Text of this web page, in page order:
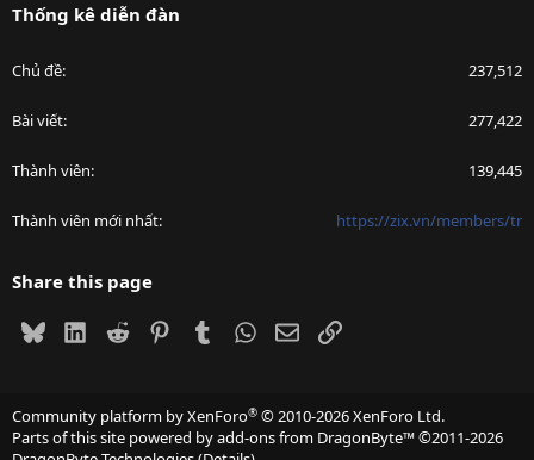
Thống kê diễn đàn
Chủ đề 237,512
Bài viết 277,422
Thành viên 139,445
Thành viên mới nhất https://zix.vn/members/tr
Share this page
BlueskyLinkedIn
Reddit PinterestTumblrWhatsApp
EmailLink
Community platform by XenForo® © 2010-2026 XenForo Ltd.
Parts of this site powered byadd-ons from DragonByte™©2011-2026